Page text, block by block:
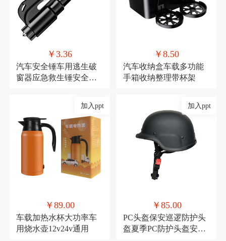
￥3.36
汽车安全锤车用逃生破
窗器应急救生锤安全带
￥8.50
汽车收纳盒车载多功能
手箱收纳整理带杯架
加入ppt
￥89.00
车载加热水杯大功率车
用烧水壶12v24v通用
加入ppt
￥85.00
PC头盔保安巡逻防护头
盔夏季PC防护头盔安保